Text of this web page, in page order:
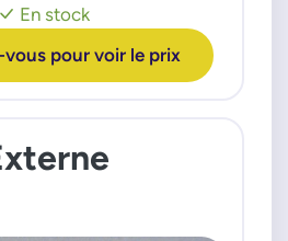
En stock
pour voir le prix